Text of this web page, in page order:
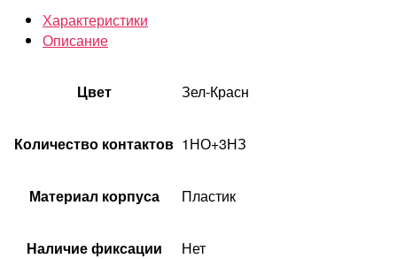
Характеристики
Описание
Цвет Зел-Красн
Количество контактов 1НО+3НЗ
Материал корпуса Пластик
Наличие фиксации Нет